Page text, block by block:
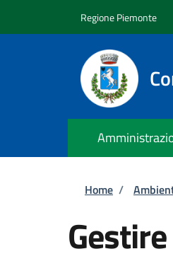
Regione Piemonte
Home /